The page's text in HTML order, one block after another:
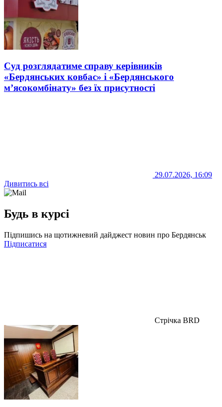
Суд розглядатиме справу керівників
«Бердянських ковбас» і «Бердянського
м’ясокомбінату» без їх присутності
29.07.2026, 16:09
Дивитись всі
Будь в курсі
Підпишись на щотижневий дайджест новин про Бердянськ
Підписатися
Стрічка BRD